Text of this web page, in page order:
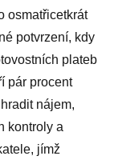
osmatřicetkrát
potvrzení, kdy
plateb
pár procent
nájem,
kontroly a
jímž